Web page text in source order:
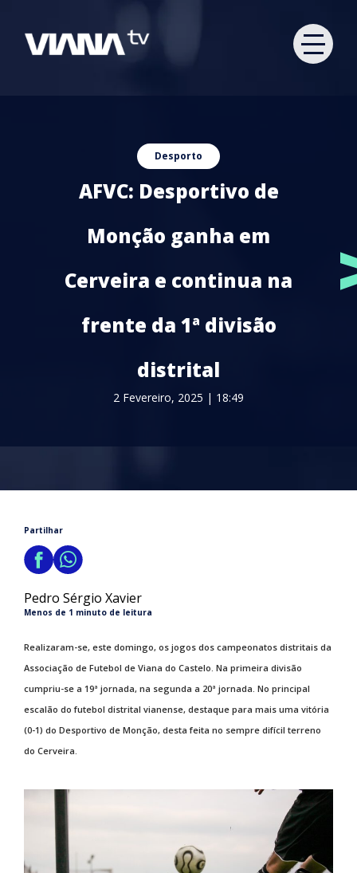
Desporto
AFVC: Desportivo de
Monção ganha em
Cerveira e continua na
frente da 1ª divisão
distrital
2 Fevereiro, 2025 | 18:49
Partilhar
Pedro Sérgio Xavier
Menos de 1 minuto de leitura
Realizaram-se, este domingo, os jogos dos campeonatos distritais da
Associação de Futebol de Viana do Castelo. Na primeira divisão
cumpriu-se a 19ª jornada, na segunda a 20ª jornada. No principal
escalão do futebol distrital vianense, destaque para mais uma vitória
(0-1) do Desportivo de Monção, desta feita no sempre difícil terreno
do Cerveira.